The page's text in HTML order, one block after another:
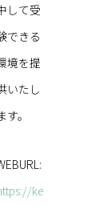
して受
できる
境を提
いたし
す。
ke